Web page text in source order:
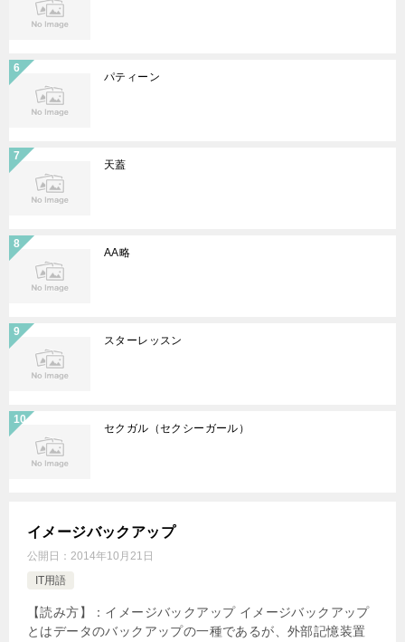
パティーン
天蓋
AA略
スターレッスン
セクガル（セクシーガール）
イメージバックアップ
公開日： 2014年10月21日
IT用語
【読み方】：イメージバックアップ イメージバックアップ
とはデータのバックアップの一種であるが、外部記憶装置